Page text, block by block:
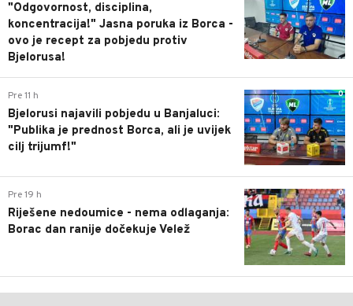
"Odgovornost, disciplina,
koncentracija!" Jasna poruka iz Borca -
ovo je recept za pobjedu protiv
Bjelorusa!
0
Pre 11 h
Bjelorusi najavili pobjedu u Banjaluci:
"Publika je prednost Borca, ali je uvijek
cilj trijumf!"
0
Pre 19 h
Riješene nedoumice - nema odlaganja:
Borac dan ranije dočekuje Velež